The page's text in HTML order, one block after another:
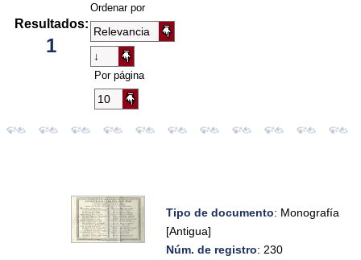
Resultados:
1
Ordenar por
Por página
Tipo de documento: Monografía
[Antigua]
Núm. de registro: 230